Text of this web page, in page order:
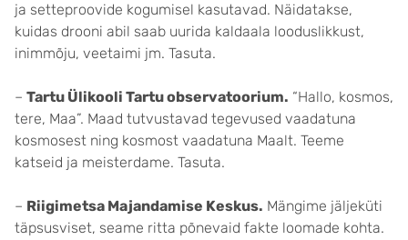
ja setteproovide kogumisel kasutavad. Näidatakse,
kuidas drooni abil saab uurida kaldaala looduslikkust,
inimmõju, veetaimi jm. Tasuta.
– Tartu Ülikooli Tartu observatoorium. “Hallo, kosmos,
tere, Maa”. Maad tutvustavad tegevused vaadatuna
kosmosest ning kosmost vaadatuna Maalt. Teeme
katseid ja meisterdame. Tasuta.
– Riigimetsa Majandamise Keskus. Mängime jäljeküti
täpsusviset, seame ritta põnevaid fakte loomade kohta.